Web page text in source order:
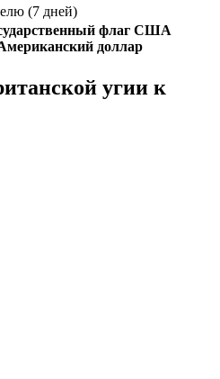
(7 дней)
доллар
угии к